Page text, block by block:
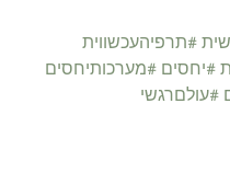
#תרפיהעכשווית
#יחסים #מערכותיחסים
#עולםרגשי